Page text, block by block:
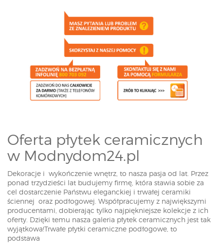
Oferta płytek ceramicznych
w Modnydom24.pl
Dekoracje i wykończenie wnętrz, to nasza pasja od lat. Przez
ponad trzydzieści lat budujemy firmę, która stawia sobie za
cel dostarczenie Państwu eleganckiej i trwałej ceramiki
ściennej oraz podłogowej. Współpracujemy z największymi
producentami, dobierając tylko najpiękniejsze kolekcje z ich
oferty. Dzięki temu nasza galeria płytek ceramicznych jest tak
wyjątkowa!Trwałe płytki ceramiczne podłogowe, to
podstawa